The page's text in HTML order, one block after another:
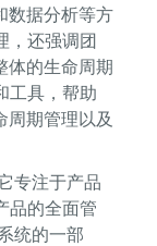
数据分析等方
，还强调团
体的生命周期
工具，帮助
周期管理以及
专注于产品
品的全面管
统的一部